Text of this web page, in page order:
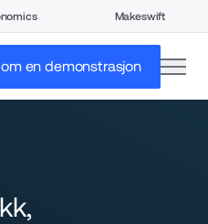
Makeswift
om en demonstrasjon